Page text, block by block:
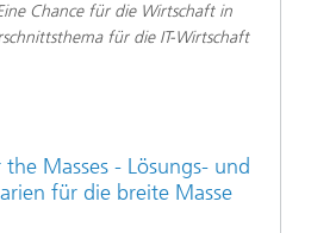
Chance für die Wirtschaft in
für die IT-Wirtschaft
Masses - Lösungs- und
für die breite Masse